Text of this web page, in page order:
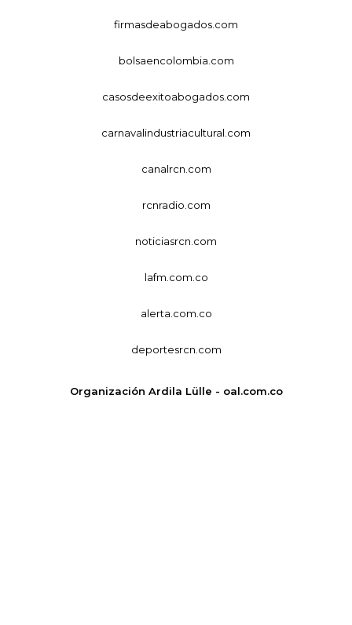
firmasdeabogados.com
bolsaencolombia.com
casosdeexitoabogados.com
carnavalindustriacultural.com
canalrcn.com
rcnradio.com
noticiasrcn.com
lafm.com.co
alerta.com.co
deportesrcn.com
Organización Ardila Lülle - oal.com.co